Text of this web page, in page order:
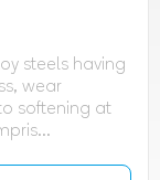
steels having
wear
softening at